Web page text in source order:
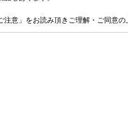
意」をお読み頂きご理解・ご同意の